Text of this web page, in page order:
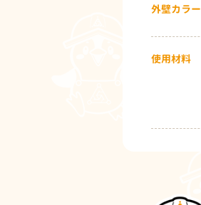
外壁カラー
使用材料